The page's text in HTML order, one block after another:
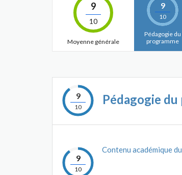
9
10
Moyenne générale
9
10
Pédagogie du
programme
9
10
Pédagogie
9
10
Contenu académique